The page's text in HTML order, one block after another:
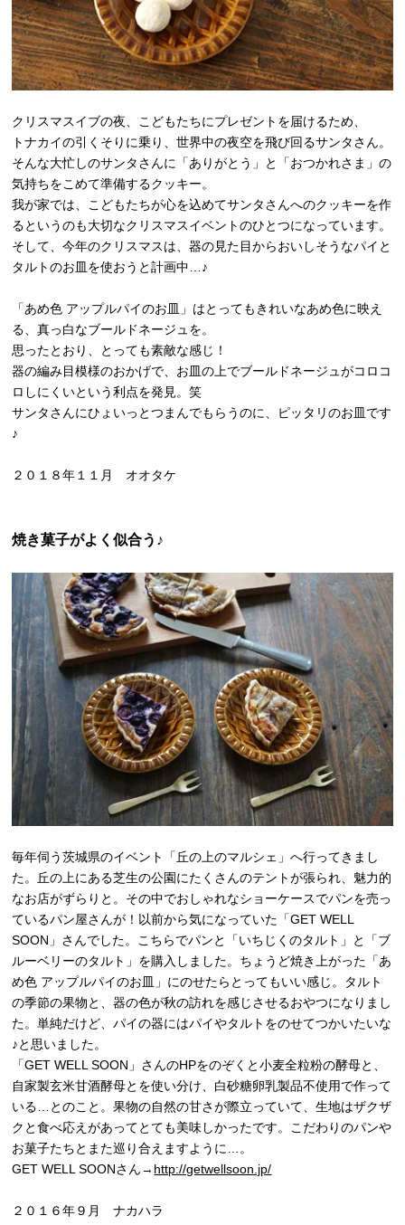
クリスマスイブの夜、こどもたちにプレゼントを届けるため、
トナカイの引くそりに乗り、世界中の夜空を飛び回るサンタさん。
そんな大忙しのサンタさんに「ありがとう」と「おつかれさま」の
気持ちをこめて準備するクッキー。
我が家では、こどもたちが心を込めてサンタさんへのクッキーを作
るというのも大切なクリスマスイベントのひとつになっています。
そして、今年のクリスマスは、器の見た目からおいしそうなパイと
タルトのお皿を使おうと計画中…♪
「あめ色 アップルパイのお皿」はとってもきれいなあめ色に映え
る、真っ白なブールドネージュを。
思ったとおり、とっても素敵な感じ！
器の編み目模様のおかげで、お皿の上でブールドネージュがコロコ
ロしにくいという利点を発見。笑
サンタさんにひょいっとつまんでもらうのに、ピッタリのお皿です
♪
２０１８年１１月 オオタケ
焼き菓子がよく似合う♪
毎年伺う茨城県のイベント「丘の上のマルシェ」へ行ってきまし
た。丘の上にある芝生の公園にたくさんのテントが張られ、魅力的
なお店がずらりと。その中でおしゃれなショーケースでパンを売っ
ているパン屋さんが！以前から気になっていた「GET WELL
SOON」さんでした。こちらでパンと「いちじくのタルト」と「ブ
ルーベリーのタルト」を購入しました。ちょうど焼き上がった「あ
め色 アップルパイのお皿」にのせたらとってもいい感じ。タルト
の季節の果物と、器の色が秋の訪れを感じさせるおやつになりまし
た。単純だけど、パイの器にはパイやタルトをのせてつかいたいな
♪と思いました。
「GET WELL SOON」さんのHPをのぞくと小麦全粒粉の酵母と、
自家製玄米甘酒酵母とを使い分け、白砂糖卵乳製品不使用で作って
いる…とのこと。果物の自然の甘さが際立っていて、生地はザクザ
クと食べ応えがあってとても美味しかったです。こだわりのパンや
お菓子たちとまた巡り合えますように…。
GET WELL SOONさん→ http://getwellsoon.jp/
２０１６年９月 ナカハラ